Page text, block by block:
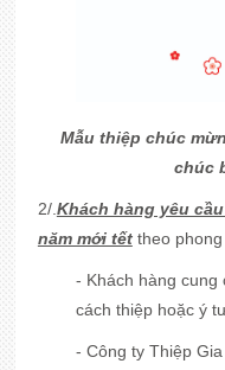
Mẫu thiệp chúc
chúc
2/.Khách hàng yêu
năm mới tếttheo phong
- Khách hàng cung
cách thiệp hoặc ý
- Công ty Thiệp